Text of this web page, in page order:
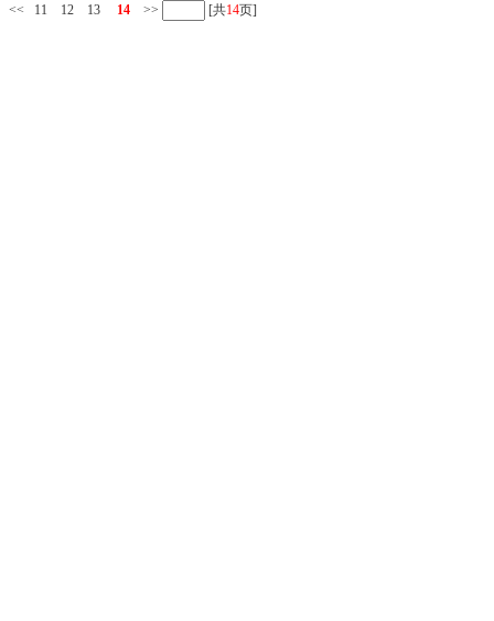
<< 11 12 13 14 >> [共14页]